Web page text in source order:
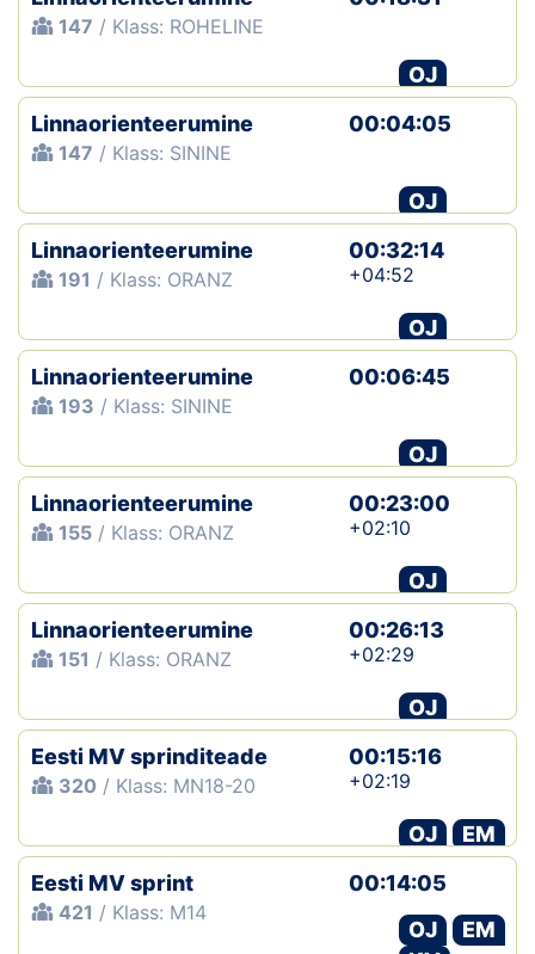
Klubid
Suletud maastikud
Püsirajad
Ajalugu
Koolitused
OTSI
147 / Klass: ROHELINE
OJ
Linnaorienteerumine
147 / Klass: SININE
00:04:05
OJ
Linnaorienteerumine
191 / Klass: ORANZ
00:32:14
+04:52
OJ
Linnaorienteerumine
193 / Klass: SININE
00:06:45
OJ
Linnaorienteerumine
155 / Klass: ORANZ
00:23:00
+02:10
OJ
Linnaorienteerumine
151 / Klass: ORANZ
00:26:13
+02:29
OJ
Eesti MV sprinditeade
320 / Klass: MN18-20
00:15:16
+02:19
OJ
EM
Eesti MV sprint
421 / Klass: M14
00:14:05
OJ
EM